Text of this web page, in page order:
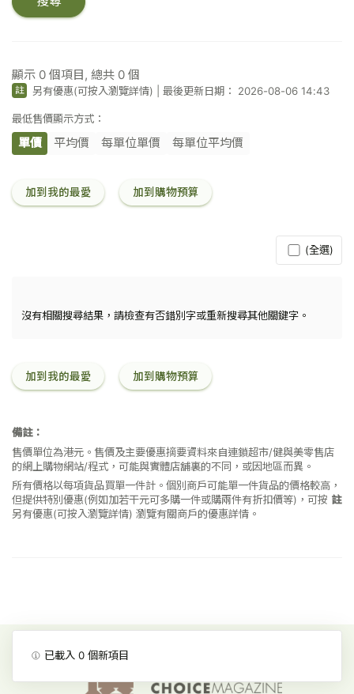
鍵
字
顯示 0 個項目, 總共 0 個
註 另有優惠(可按入瀏覽詳情) |最後更新日期： 2026-08-06 14:43
最低售價顯示方式：
單價 平均價 每單位單價 每單位平均價
加到我的最愛 加到購物預算
(全選)
沒有相關搜尋結果，請檢查有否錯別字或重新搜尋其他關鍵字。
加到我的最愛 加到購物預算
備註：
售價單位為港元。售價及主要優惠摘要資料來自連鎖超市/健與美零售店
的網上購物網站/程式，可能與實體店舖裏的不同，或因地區而異。
所有價格以每項貨品買單一件計。個別商戶可能單一件貨品的價格較高，
但提供特別優惠(例如加若干元可多購一件或購兩件有折扣價等)，可按 註
另有優惠(可按入瀏覽詳情)瀏覽有關商戶的優惠詳情。
已載入0 個新項目